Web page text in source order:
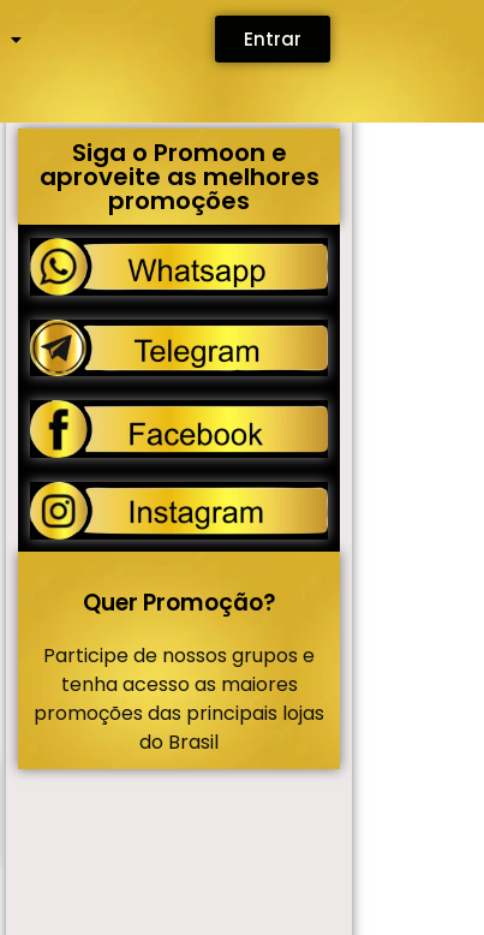
Entrar
Siga o Promoon e
aproveite as melhores
promoções
Quer Promoção?
Participe de nossos grupos e
tenha acesso as maiores
promoções das principais lojas
do Brasil